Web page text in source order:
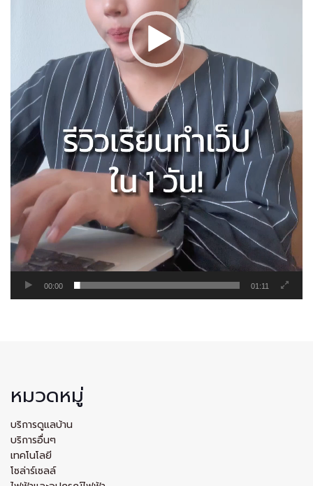
00:00 01:11
หมวดหมู่
บริการดูแลบ้าน
บริการอื่นๆ
เทคโนโลยี
โซล่าร์เซลล์